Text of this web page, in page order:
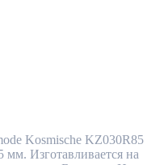
Kosmische KZ030R85
мм. Изготавливается на